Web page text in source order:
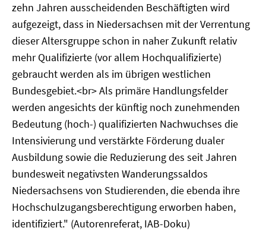
zehn Jahren ausscheidenden Beschäftigten wird
aufgezeigt, dass in Niedersachsen mit der Verrentung
dieser Altersgruppe schon in naher Zukunft relativ
mehr Qualifizierte (vor allem Hochqualifizierte)
gebraucht werden als im übrigen westlichen
Bundesgebiet.<br> Als primäre Handlungsfelder
werden angesichts der künftig noch zunehmenden
Bedeutung (hoch-) qualifizierten Nachwuchses die
Intensivierung und verstärkte Förderung dualer
Ausbildung sowie die Reduzierung des seit Jahren
bundesweit negativsten Wanderungssaldos
Niedersachsens von Studierenden, die ebenda ihre
Hochschulzugangsberechtigung erworben haben,
identifiziert." (Autorenreferat, IAB-Doku)